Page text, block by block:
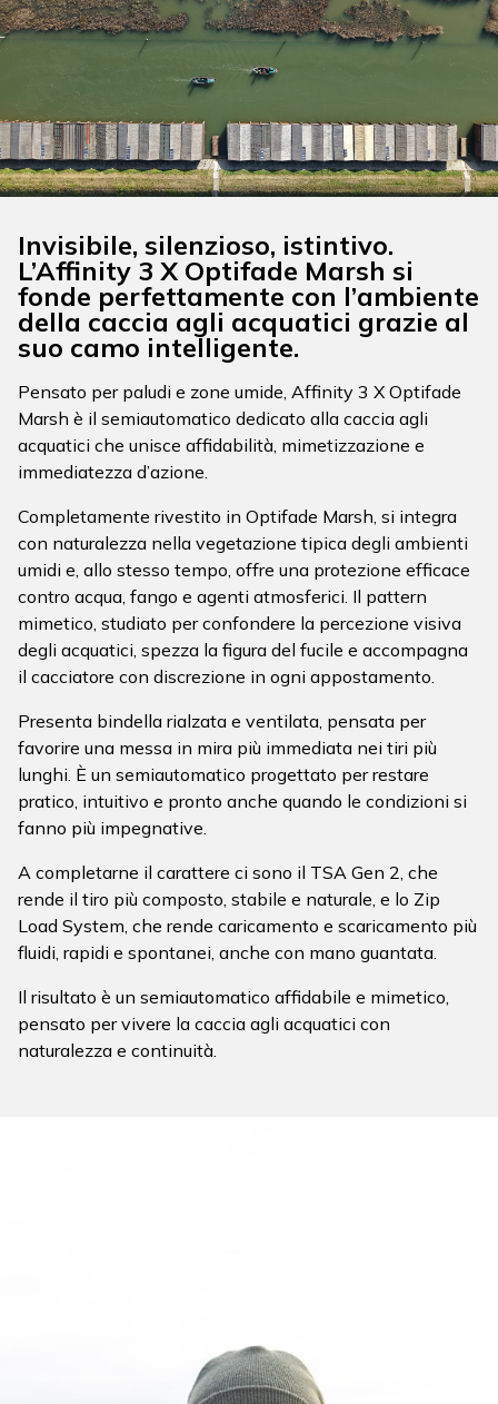
Invisibile, silenzioso, istintivo.
L’Affinity 3 X Optifade Marsh si
fonde perfettamente con l’ambiente
della caccia agli acquatici grazie al
suo camo intelligente.
Pensato per paludi e zone umide, Affinity 3 X Optifade
Marsh è il semiautomatico dedicato alla caccia agli
acquatici che unisce affidabilità, mimetizzazione e
immediatezza d’azione.
Completamente rivestito in Optifade Marsh, si integra
con naturalezza nella vegetazione tipica degli ambienti
umidi e, allo stesso tempo, offre una protezione efficace
contro acqua, fango e agenti atmosferici. Il pattern
mimetico, studiato per confondere la percezione visiva
degli acquatici, spezza la figura del fucile e accompagna
il cacciatore con discrezione in ogni appostamento.
Presenta bindella rialzata e ventilata, pensata per
favorire una messa in mira più immediata nei tiri più
lunghi. È un semiautomatico progettato per restare
pratico, intuitivo e pronto anche quando le condizioni si
fanno più impegnative.
A completarne il carattere ci sono il TSA Gen 2, che
rende il tiro più composto, stabile e naturale, e lo Zip
Load System, che rende caricamento e scaricamento più
fluidi, rapidi e spontanei, anche con mano guantata.
Il risultato è un semiautomatico affidabile e mimetico,
pensato per vivere la caccia agli acquatici con
naturalezza e continuità.